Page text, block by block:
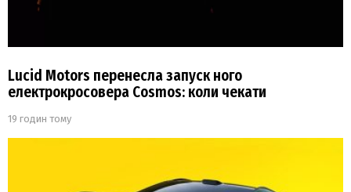
Lucid Motors перенесла запуск ного
електрокросовера Cosmos: коли чекати
19 годин тому